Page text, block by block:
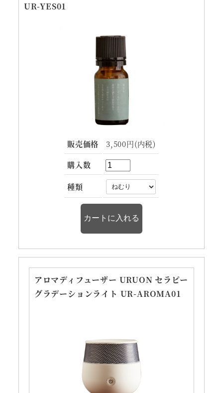
UR-YES01
販売価格
3,500円(内税)
購入数
種類
アロマディフューザー URUON セラピー
グラデーションライト UR-AROMA01